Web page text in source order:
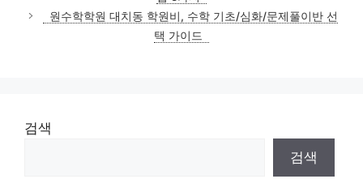
원수학학원 대치동 학원비, 수학 기초/심화/문제풀이반 선
택 가이드
검색
검색